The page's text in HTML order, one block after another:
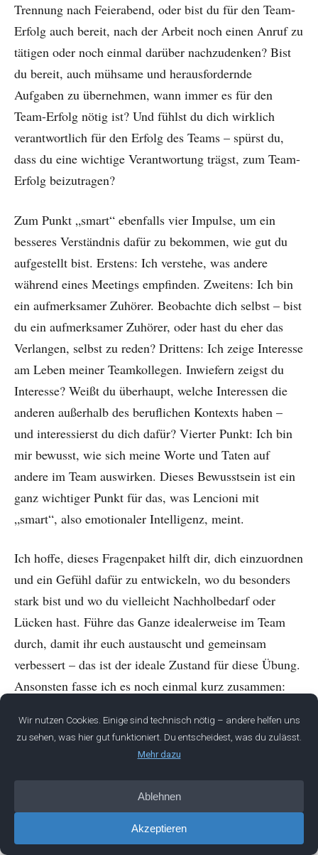
Trennung nach Feierabend, oder bist du für den Team-
Erfolg auch bereit, nach der Arbeit noch einen Anruf zu
tätigen oder noch einmal darüber nachzudenken? Bist
du bereit, auch mühsame und herausfordernde
Aufgaben zu übernehmen, wann immer es für den
Team-Erfolg nötig ist? Und fühlst du dich wirklich
verantwortlich für den Erfolg des Teams – spürst du,
dass du eine wichtige Verantwortung trägst, zum Team-
Erfolg beizutragen?
Zum Punkt „smart“ ebenfalls vier Impulse, um ein
besseres Verständnis dafür zu bekommen, wie gut du
aufgestellt bist. Erstens: Ich verstehe, was andere
während eines Meetings empfinden. Zweitens: Ich bin
ein aufmerksamer Zuhörer. Beobachte dich selbst – bist
du ein aufmerksamer Zuhörer, oder hast du eher das
Verlangen, selbst zu reden? Drittens: Ich zeige Interesse
am Leben meiner Teamkollegen. Inwiefern zeigst du
Interesse? Weißt du überhaupt, welche Interessen die
anderen außerhalb des beruflichen Kontexts haben –
und interessierst du dich dafür? Vierter Punkt: Ich bin
mir bewusst, wie sich meine Worte und Taten auf
andere im Team auswirken. Dieses Bewusstsein ist ein
ganz wichtiger Punkt für das, was Lencioni mit
„smart“, also emotionaler Intelligenz, meint.
Ich hoffe, dieses Fragenpaket hilft dir, dich einzuordnen
und ein Gefühl dafür zu entwickeln, wo du besonders
stark bist und wo du vielleicht Nachholbedarf oder
Lücken hast. Führe das Ganze idealerweise im Team
durch, damit ihr euch austauscht und gemeinsam
verbessert – das ist der ideale Zustand für diese Übung.
Ansonsten fasse ich es noch einmal kurz zusammen:
googel „ideal team player“. „Life is about teams“ –
Teams sind unglaublich wichtig, und in der heutigen
idealer Teamplayer ist demütig, hungrig und smart.
Mach das Self-Assessment idealerweise in der Gruppe,
im Zweifel aber auch allein: Ordne dich in diesen drei